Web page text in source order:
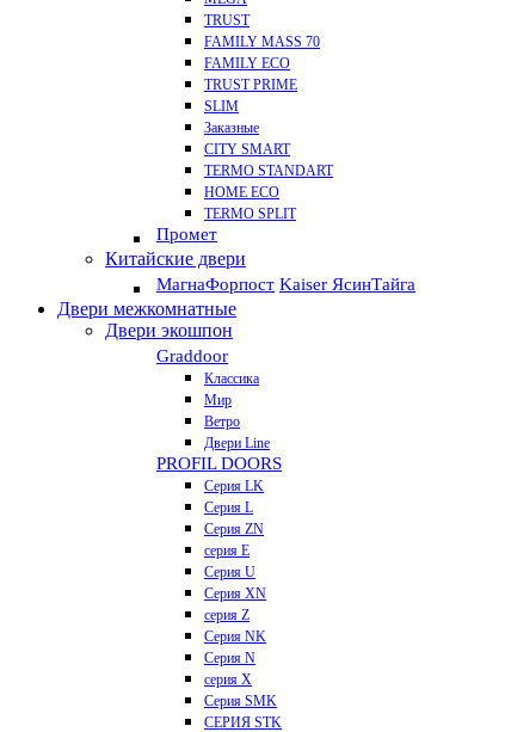
TRUST
FAMILY MASS 70
FAMILY ECO
TRUST PRIME
SLIM
Заказные
CITY SMART
TERMO STANDART
HOME ECO
ТЕRМО SPLIT
Промет
Китайские двери
МагнаФорпост Kaiser ЯсинТайга
Двери межкомнатные
Двери экошпон
Graddoor
Классика
Мир
Ветро
Двери Line
PROFIL DOORS
Серия LK
Серия L
Серия ZN
серия E
Серия U
Серия XN
серия Z
Серия NK
Серия N
серия X
Серия SMK
СЕРИЯ STK